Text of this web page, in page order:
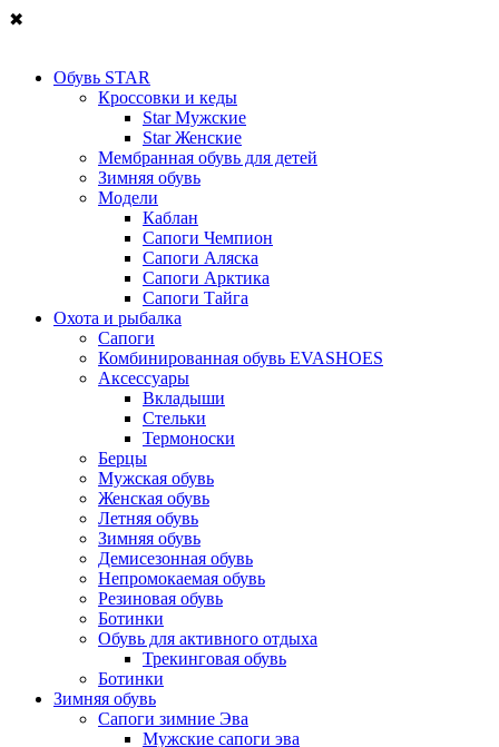
✖
Обувь STAR
Кроссовки и кеды
Star Мужские
Star Женские
Мембранная обувь для детей
Зимняя обувь
Модели
Каблан
Сапоги Чемпион
Сапоги Аляска
Сапоги Арктика
Сапоги Тайга
Охота и рыбалка
Сапоги
Комбинированная обувь EVASHOES
Аксессуары
Вкладыши
Стельки
Термоноски
Берцы
Мужская обувь
Женская обувь
Летняя обувь
Зимняя обувь
Демисезонная обувь
Непромокаемая обувь
Резиновая обувь
Ботинки
Обувь для активного отдыха
Трекинговая обувь
Ботинки
Зимняя обувь
Сапоги зимние Эва
Мужские сапоги эва